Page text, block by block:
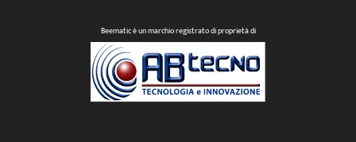
Beematic è un marchio registrato di proprietà di